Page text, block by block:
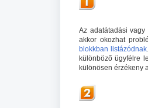
Az adatátadási
akkor okozhat
blokkban listázódnak
különböző ügyfélre
különösen érzékeny